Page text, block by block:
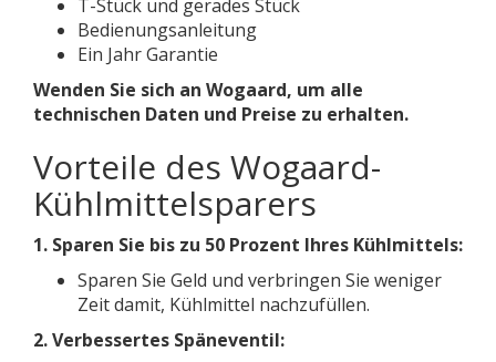
T-Stück und gerades Stück
Bedienungsanleitung
Ein Jahr Garantie
Wenden Sie sich an Wogaard, um alle
technischen Daten und Preise zu erhalten.
Vorteile des Wogaard-
Kühlmittelsparers
1. Sparen Sie bis zu 50 Prozent Ihres Kühlmittels:
Sparen Sie Geld und verbringen Sie weniger
Zeit damit, Kühlmittel nachzufüllen.
2. Verbessertes Späneventil: